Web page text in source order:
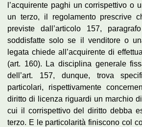
l’acquirente paghi un corrispettivo o
un terzo, il regolamento prescrive
previste dall’articolo 157,
soddisfatte solo se il venditore o
legata chiede all’acquirente di
(art. 160). La disciplina generale
dell’art. 157, dunque, trova
particolari, rispettivamente
diritto di licenza riguardi un marchio
cui il corrispettivo del diritto debba
terzo. E le particolarità finiscono col